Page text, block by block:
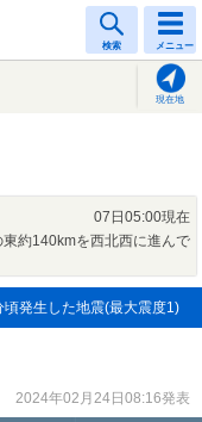
検索 メニュー
現在地
07日05:00現在
約140kmを西北西に進んで
頃発生した地震(最大震度1)
2024年02月24日08:16発表